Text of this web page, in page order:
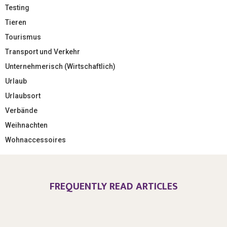
Testing
Tieren
Tourismus
Transport und Verkehr
Unternehmerisch (Wirtschaftlich)
Urlaub
Urlaubsort
Verbände
Weihnachten
Wohnaccessoires
FREQUENTLY READ ARTICLES